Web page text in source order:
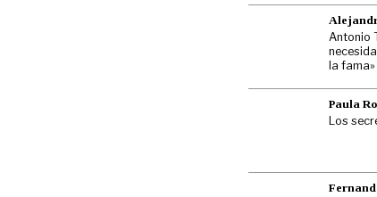
Antonio
la fama»
Paula
Los